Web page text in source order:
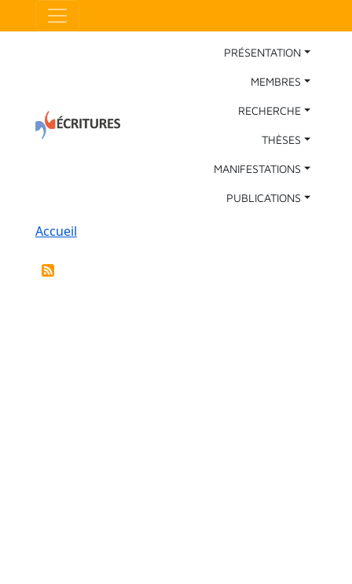
Aller au contenu principal
Main Navigation
PRÉSENTATION
MEMBRES
RECHERCHE
THÈSES
MANIFESTATIONS
PUBLICATIONS
Fil d'Ariane
Accueil
Panneau de gestion des cookies